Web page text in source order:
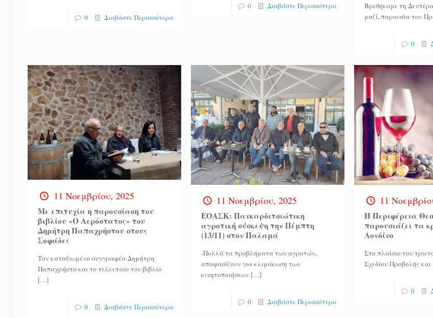
0 Διαβάστε Περισσότερα
0 Διαβάστε Περισσότερα
Βρεθήκαμε τη
μαζί, παρουσία του
0
11 Νοεμβρίου, 2025
Με επιτυχία η παρουσίαση του
βιβλίου «Ο Αερόστατος» του
Δημήτρη Παπαχρήστου στους
Σοφάδες
Τον καταξιωμένο συγγραφέα Δημήτρη
Παπαχρήστο και το τελευταίο του βιβλίο
[…]
0 Διαβάστε Περισσότερα
11 Νοεμβρίου, 2025
ΕΟΑΣΚ: Πανκαρδιτσιώτικη
αγροτική σύσκεψη την Πέμπτη
(13/11) στον Παλαμά
-Πολλά τα προβλήματα των αγροτών,
αποφασίζουν για κλιμάκωση των
κινητοποιήσεων […]
0 Διαβάστε Περισσότερα
11
Η Περιφέρεια
παρουσιάζει τα
Λονδίνο
Στο πλαίσιο του
Σχεδίου Προβολής
0